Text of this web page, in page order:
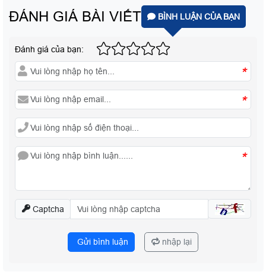
ĐÁNH GIÁ BÀI VIẾT BÌNH LUẬN CỦA BẠN
Đánh giá của bạn:
*
*
*
Captcha
Gửi bình luận nhập lại